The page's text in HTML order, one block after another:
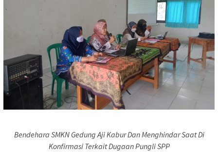
Bendehara SMKN Gedung Aji Kabur Dan Menghindar Saat Di
Konfirmasi Terkait Dugaan Pungli SPP